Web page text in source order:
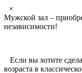
×
Мужской зал –
независимости!
Если вы хотите
возраста в